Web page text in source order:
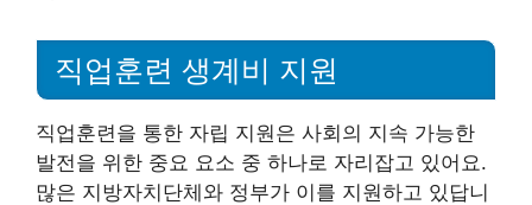
직업훈련 생계비 지원
직업훈련을 통한 자립 지원은 사회의 지속 가능한
발전을 위한 중요 요소 중 하나로 자리잡고 있어요.
많은 지방자치단체와 정부가 이를 지원하고 있답니